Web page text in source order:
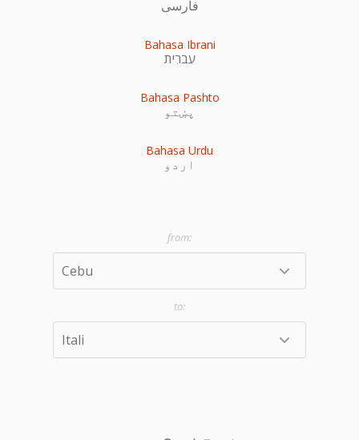
فارسی
Bahasa Ibrani
עִברִית
Bahasa Pashto
پښتو
Bahasa Urdu
اردو